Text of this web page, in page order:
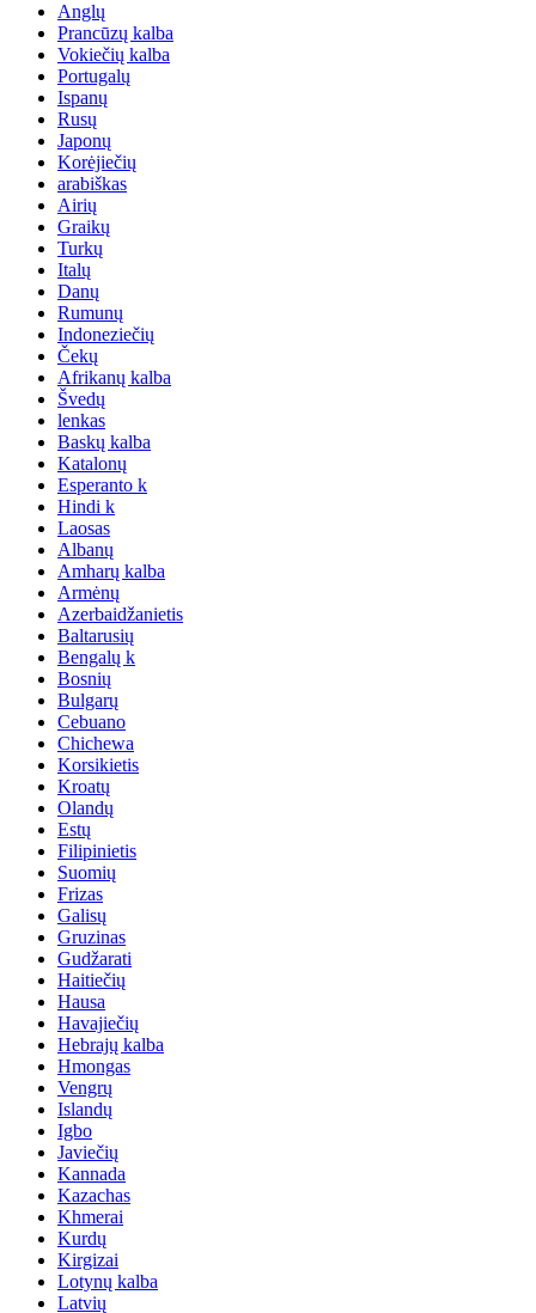
Anglų
Prancūzų kalba
Vokiečių kalba
Portugalų
Ispanų
Rusų
Japonų
Korėjiečių
arabiškas
Airių
Graikų
Turkų
Italų
Danų
Rumunų
Indoneziečių
Čekų
Afrikanų kalba
Švedų
lenkas
Baskų kalba
Katalonų
Esperanto k
Hindi k
Laosas
Albanų
Amharų kalba
Armėnų
Azerbaidžanietis
Baltarusių
Bengalų k
Bosnių
Bulgarų
Cebuano
Chichewa
Korsikietis
Kroatų
Olandų
Estų
Filipinietis
Suomių
Frizas
Galisų
Gruzinas
Gudžarati
Haitiečių
Hausa
Havajiečių
Hebrajų kalba
Hmongas
Vengrų
Islandų
Igbo
Javiečių
Kannada
Kazachas
Khmerai
Kurdų
Kirgizai
Lotynų kalba
Latvių